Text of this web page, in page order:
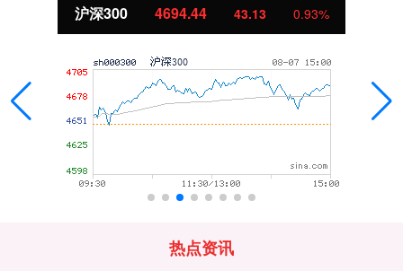
沪深300 4694.44 43.13 0.93%
热点资讯